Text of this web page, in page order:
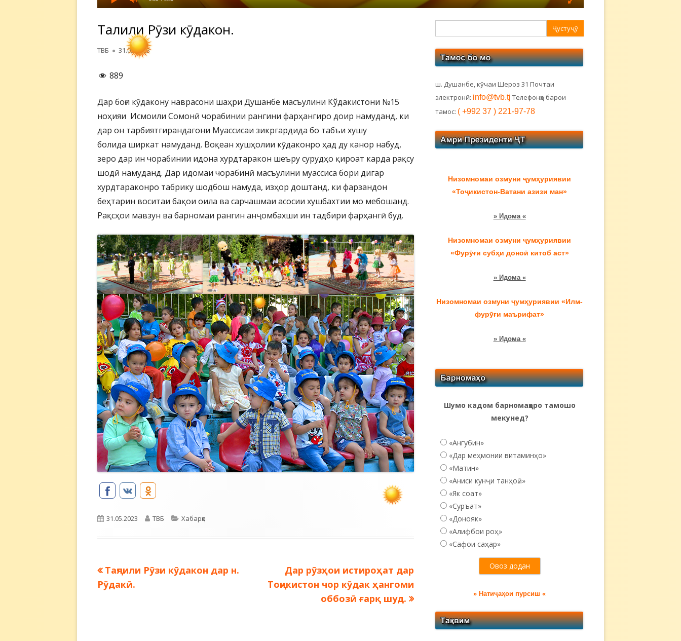
Таҷлили Рӯзи кӯдакон.
Автор
ТВБ Опубликовано
31.05.2023
889
Дар боғи кӯдакону наврасони шаҳри Душанбе масъулини Кўдакистони №15
ноҳияи Исмоили Сомонӣ чорабинии рангини фарҳангиро доир намуданд, ки
дар он тарбиятгирандагони Муассисаи зикргардида бо табъи хушу
болида ширкат намуданд. Воқеан хушҳолии кӯдаконро ҳад ду канор набуд,
зеро дар ин чорабинии идона хурдтаракон шеъру сурудҳо қироат карда рақсу
шодӣ намуданд. Дар идомаи чорабинӣ масъулини муассиса бори дигар
хурдтараконро табрику шодбош намуда, изҳор доштанд, ки фарзандон
беҳтарин воситаи бақои оила ва сарчашмаи асосии хушбахтии мо мебошанд.
Рақсҳои мавзун ва барномаи рангин анҷомбахши ин тадбири фарҳангӣ буд.
Опубликовано
31.05.2023 Автор
ТВБ Рубрики
Хабарҳо
Навигация
по
Предыдущая
запись:
Таҷлили Рӯзи кӯдакон дар н.
Рӯдакӣ.
Следующая
запись:
Дар рӯзҳои истироҳат дар
Тоҷикистон чор кӯдак ҳангоми
оббозӣ ғарқ шуд.
боковая
ш. Душанбе, кӯчаи Шероз 31 Почтаи
электронӣ: info@tvb.tj Телефонҳо барои
тамос: ( +992 37 ) 221-97-78
Низомномаи озмуни ҷумҳуриявии
«Тоҷикистон-Ватани азизи ман»
» Идома «
Низомномаи озмуни ҷумҳуриявии
«Фурӯғи субҳи доноӣ китоб аст»
» Идома «
Низомномаи озмуни ҷумҳуриявии «Илм-
фурӯғи маърифат»
» Идома «
Шумо кадом барномаҳоро тамошо
мекунед?
«Ангубин»
«Дар меҳмонии витаминҳо»
«Матин»
«Аниси кунҷи танҳоӣ...»
«Як соат»
«Суръат»
«Донояк»
«Алифбои роҳ»
«Сафои саҳар»
» Натиҷаҳои пурсиш «